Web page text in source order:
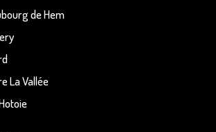
de Hem
La Vallée